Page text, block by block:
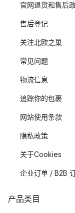
官网退货和售后
售后登记
关注北欧之巢
常见问题
物流信息
追踪你的包裹
网站使用条款
隐私政策
关于Cookies
企业订单 / B2B
产品类目